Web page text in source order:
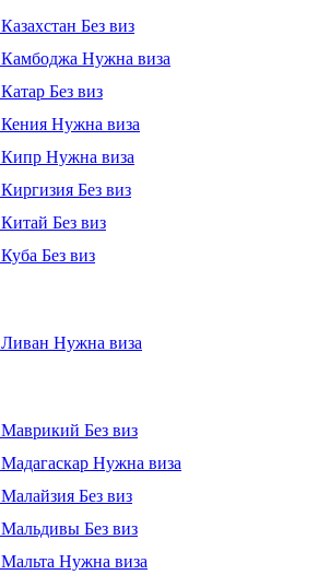
Казахстан Без виз
Камбоджа Нужна виза
Катар Без виз
Кения Нужна виза
Кипр Нужна виза
Киргизия Без виз
Китай Без виз
Куба Без виз
Ливан Нужна виза
Маврикий Без виз
Мадагаскар Нужна виза
Малайзия Без виз
Мальдивы Без виз
Мальта Нужна виза